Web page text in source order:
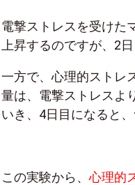
電撃ストレスを受けた
上昇するのですが、2
一方で、心理的ストレ
量は、電撃ストレスよ
いき、4日目になると
この実験から、心理的